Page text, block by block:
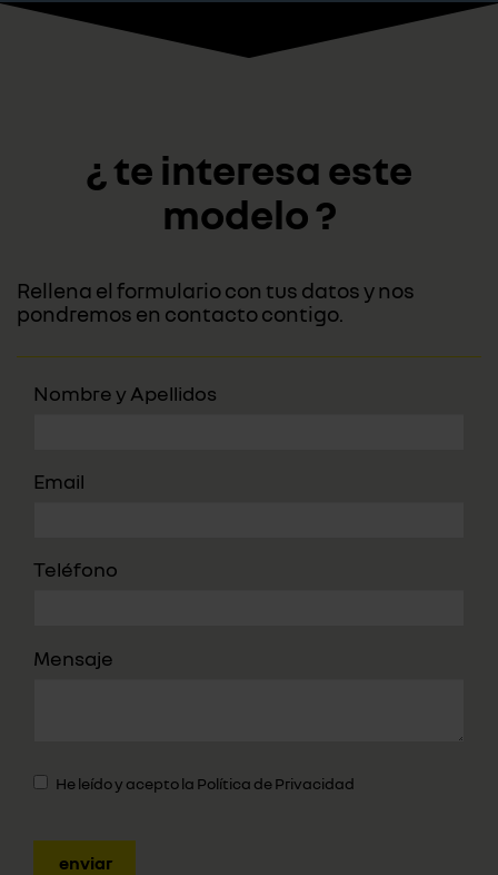
¿ te interesa este
modelo ?
Rellena el formulario con tus datos y nos
pondremos en contacto contigo.
Nombre y Apellidos
Email
Teléfono
Mensaje
He leído y acepto la Política de Privacidad
enviar